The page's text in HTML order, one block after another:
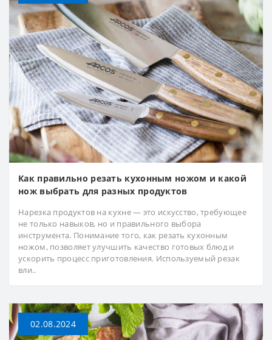
Как правильно резать кухонным ножом и какой
нож выбрать для разных продуктов
Нарезка продуктов на кухне — это искусство, требующее
не только навыков, но и правильного выбора
инструмента. Понимание того, как резать кухонным
ножом, позволяет улучшить качество готовых блюд и
ускорить процесс приготовления. Используемый резак
вли..
02.08.2024